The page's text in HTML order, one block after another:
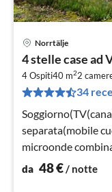
Norrtälje
4 stelle case ad
4 Ospiti40 m22
34
separata(mobile
microonde
pozzo)
da 48€/ notte